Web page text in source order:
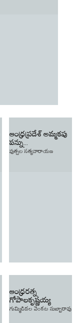
ఆంధ్రప్రదేశ్ అమ్మకపు
పన్ను...
పుత్సల సత్యనారాయణ
ఆంధ్రరత్న
గోపాలకృష్ణయ్య
గుమ్మిడిదల వెంకట సుబ్బారావు